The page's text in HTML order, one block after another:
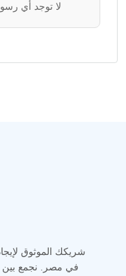
لا توجد أي
شريكك الموثوق
في مصر. نجمع بين